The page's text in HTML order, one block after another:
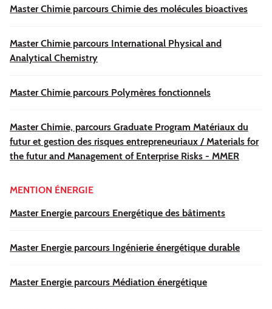
Master Chimie parcours Chimie des molécules bioactives
Master Chimie parcours International Physical and
Analytical Chemistry
Master Chimie parcours Polymères fonctionnels
Master Chimie, parcours Graduate Program Matériaux du
futur et gestion des risques entrepreneuriaux / Materials for
the futur and Management of Enterprise Risks - MMER
MENTION ÉNERGIE
Master Energie parcours Energétique des bâtiments
Master Energie parcours Ingénierie énergétique durable
Master Energie parcours Médiation énergétique